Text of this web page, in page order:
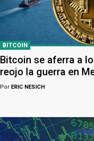
BITCOIN
Bitcoin se aferra a
reojo la guerra en
Por ERIC NESICH